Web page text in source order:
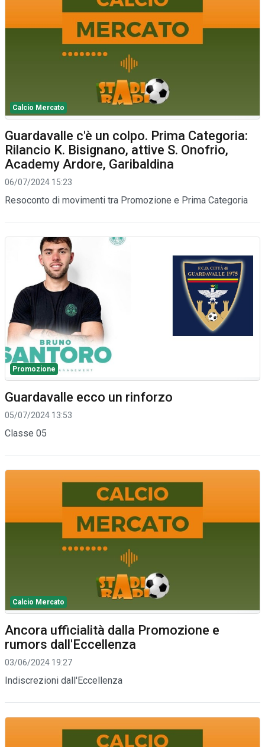
Calcio Mercato
Guardavalle c'è un colpo. Prima Categoria:
Rilancio K. Bisignano, attive S. Onofrio,
Academy Ardore, Garibaldina
06/07/2024 15:23
Resoconto di movimenti tra Promozione e Prima Categoria
Promozione
Guardavalle ecco un rinforzo
05/07/2024 13:53
Classe 05
Calcio Mercato
Ancora ufficialità dalla Promozione e
rumors dall'Eccellenza
03/06/2024 19:27
Indiscrezioni dall'Eccellenza